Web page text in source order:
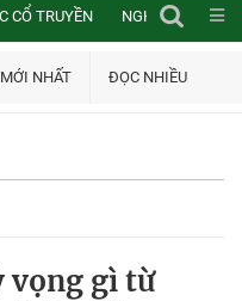
CỔ TRUYỀN NGHIÊN CỨU
MỚI NHẤT ĐỌC NHIỀU
vọng gì từ